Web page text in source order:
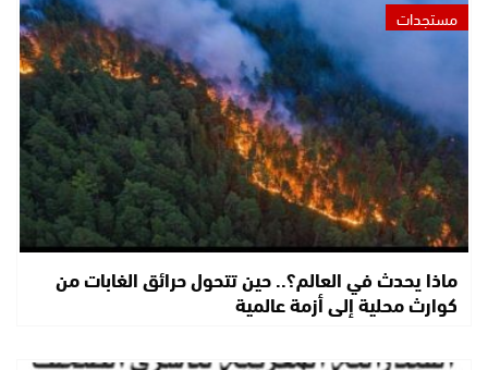
مستجدات
ماذا يحدث في العالم؟.. حين تتحول حرائق الغابات من
كوارث محلية إلى أزمة عالمية